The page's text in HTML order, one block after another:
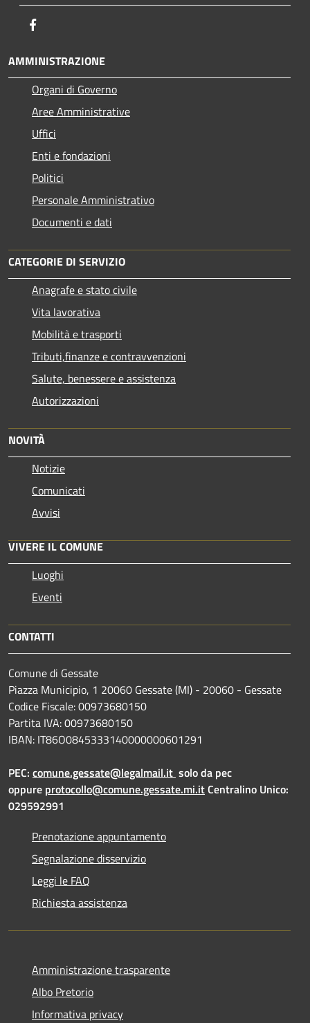
AMMINISTRAZIONE
Organi di Governo
Aree Amministrative
Uffici
Enti e fondazioni
Politici
Personale Amministrativo
Documenti e dati
CATEGORIE DI SERVIZIO
Anagrafe e stato civile
Vita lavorativa
Mobilità e trasporti
Tributi,finanze e contravvenzioni
Salute, benessere e assistenza
Autorizzazioni
NOVITÀ
Notizie
Comunicati
Avvisi
VIVERE IL COMUNE
Luoghi
Eventi
CONTATTI
Comune di Gessate
Piazza Municipio, 1 20060 Gessate (MI) - 20060 - Gessate
Codice Fiscale: 00973680150
Partita IVA: 00973680150
IBAN: IT86O0845333140000000601291
PEC: comune.gessate@legalmail.it solo da pec
oppure protocollo@comune.gessate.mi.itCentralino Unico:
029592991
Prenotazione appuntamento
Segnalazione disservizio
Leggi le FAQ
Richiesta assistenza
Amministrazione trasparente
Albo Pretorio
Informativa privacy